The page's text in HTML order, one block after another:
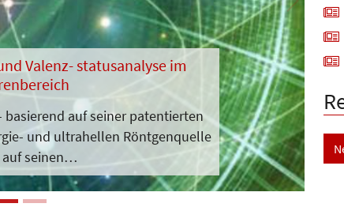
Valenz- ­sta­tusanalyse im
basierend auf seiner patentierten
und ultrahellen Röntgenquelle
auf seinen…
Next